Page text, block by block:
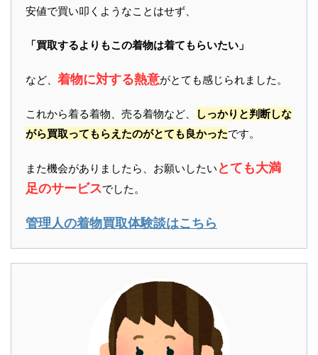
安値で買い叩くようなことはせず、
「買取するよりもこの着物は着てもらいたい」
など、 着物に対する熱意がとても感じられました。
これから着る着物、売る着物など、
しっかりと判断しな
がら買取ってもらえたのがとても良かったです。
また機会がありましたら、お願いしたい とても大満
足のサービスでした。
管理人の着物買取体験談はこちら